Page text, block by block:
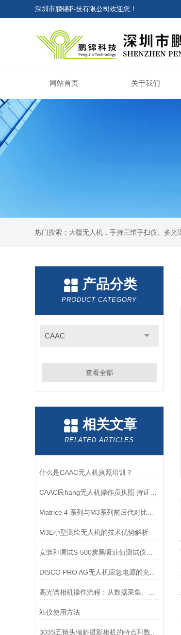
深圳市鹏锦科技有限公司欢迎您！
网站首页 关于我们
热门搜索：大疆无人机，手持三维手扫仪、多
产品分类
PRODUCT CATEGORY
CAAC
查看全部
相关文章
RELATED ARTICLES
什么是CAAC无人机执照培训？
M3E小型测绘无人机的技术优势解析
DISCO PRO AG无人机应急电源的充电特性
站仪使用方法